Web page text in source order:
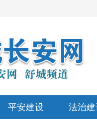
平安建设 法治